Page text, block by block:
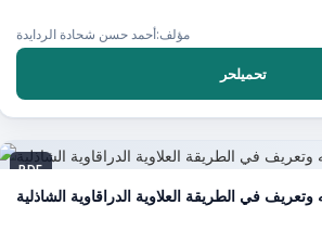
مؤلف:أحمد حسن شحادة الردايدة
تحميلحر
PDF
وتعريف في الطريقة العلاوية الدراقاوية الشاذلية